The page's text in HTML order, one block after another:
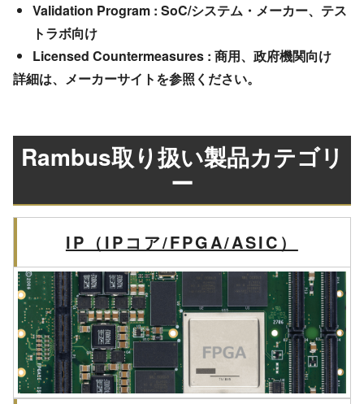
Validation Program : SoC/システム・メーカー、テス
トラボ向け
Licensed Countermeasures : 商用、政府機関向け
詳細は、メーカーサイトを参照ください。
Rambus取り扱い製品カテゴリ
ー
IP（IPコア/FPGA/ASIC）